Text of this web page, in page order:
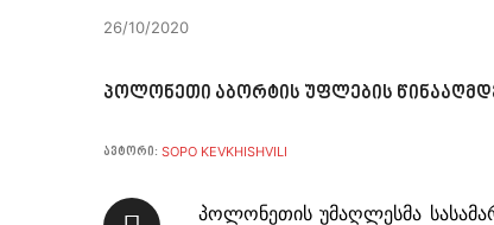
26/10/2020
პოლონეთი აბორტის უფლების
ავტორი: SOPO KEVKHISHVILI
პოლონეთის უმაღლესმა